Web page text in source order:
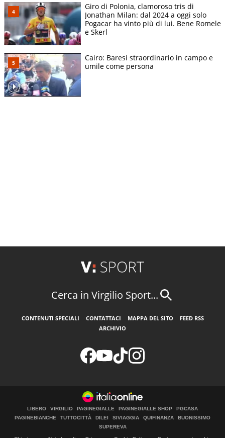
Giro di Polonia, clamoroso tris di
Jonathan Milan: dal 2024 a oggi solo
Pogacar ha vinto più di lui. Bene Romele
e Skerl
Cairo: Baresi straordinario in campo e
umile come persona
Cerca in Virgilio Sport...
CONTENUTI SPECIALI CONTATTACI MAPPA DEL SITO
FEED RSS
ARCHIVIO
LIBERO VIRGILIO PAGINEGIALLE PAGINEGIALLE SHOP
PGCASA
PAGINEBIANCHE
TUTTOCITTÀ DILEI SIVIAGGIA QUIFINANZA
BUONISSIMO
SUPEREVA